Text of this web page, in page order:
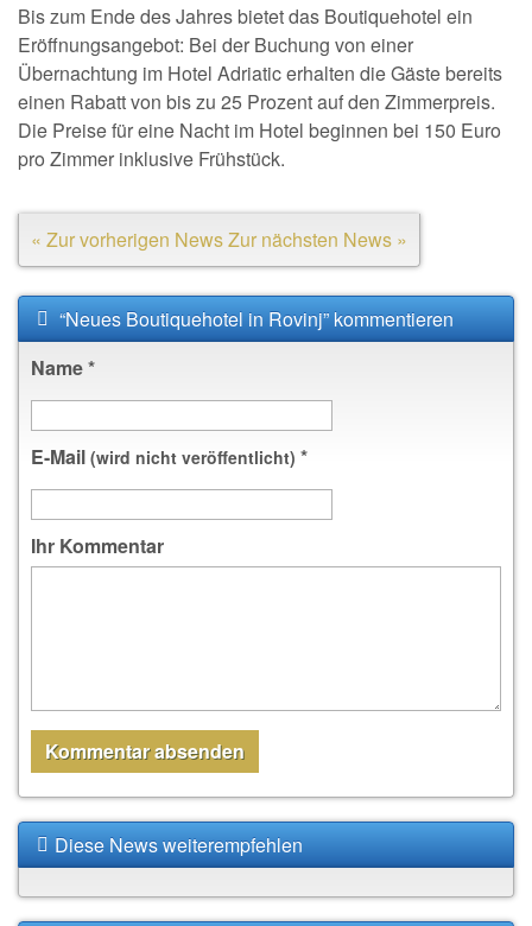
Bis zum Ende des Jahres bietet das Boutiquehotel ein
Eröffnungsangebot: Bei der Buchung von einer
Übernachtung im Hotel Adriatic erhalten die Gäste bereits
einen Rabatt von bis zu 25 Prozent auf den Zimmerpreis.
Die Preise für eine Nacht im Hotel beginnen bei 150 Euro
pro Zimmer inklusive Frühstück.
« Zur vorherigen NewsZur nächsten News »
“Neues Boutiquehotel in Rovinj” kommentieren
Name*
E-Mail (wird nicht veröffentlicht) *
Ihr Kommentar
Diese News weiterempfehlen